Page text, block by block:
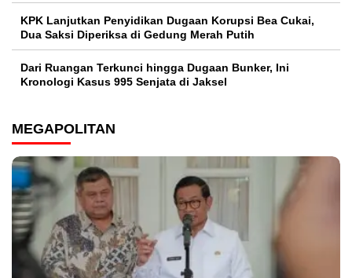
KPK Lanjutkan Penyidikan Dugaan Korupsi Bea Cukai,
Dua Saksi Diperiksa di Gedung Merah Putih
Dari Ruangan Terkunci hingga Dugaan Bunker, Ini
Kronologi Kasus 995 Senjata di Jaksel
MEGAPOLITAN